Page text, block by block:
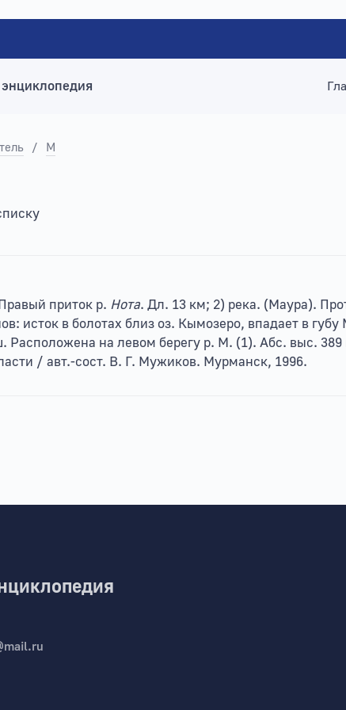
/ М
приток р. Нота. Дл. 13 км; 2) река. (Маура).
исток в болотах близ оз. Кымозеро, впадает в губу
Расположена на левом берегу р. М. (1). Абс. выс.
/ авт.-сост. В. Г. Мужиков. Мурманск, 1996.